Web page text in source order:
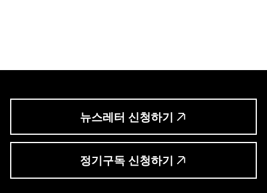
뉴스레터 신청하기
정기구독 신청하기